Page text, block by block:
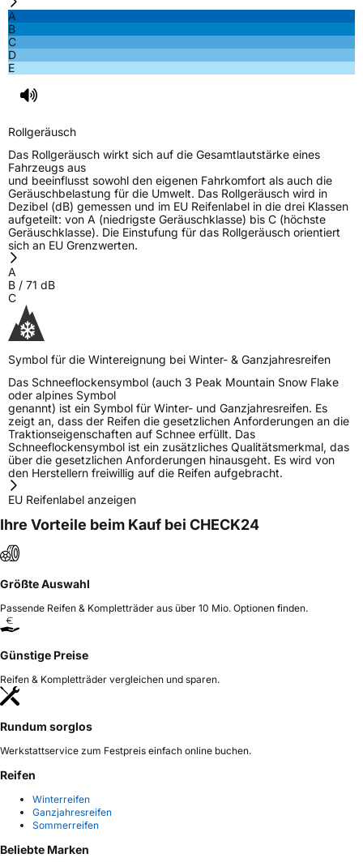
Fahrzeugklasse
3PMSF / Schneeflockensymbol / Alpine-Symbol
Eisgrip Nein
EPREL ID436333
Allgemeine Produktsicherheit (GPSR)
A
B
C
D
E
Rollgeräusch
Das Rollgeräusch wirkt sich auf die Gesamtlautstärke eines
Fahrzeugs aus
und beeinflusst sowohl den eigenen Fahrkomfort als auch die
Geräuschbelastung für die Umwelt. Das Rollgeräusch wird in
Dezibel (dB) gemessen und im EU Reifenlabel in die drei Klassen
aufgeteilt: von A (niedrigste Geräuschklasse) bis C (höchste
Geräuschklasse). Die Einstufung für das Rollgeräusch orientiert
sich an EU Grenzwerten.
A
B / 71 dB
C
Symbol für die Wintereignung bei Winter- & Ganzjahresreifen
Das Schneeflockensymbol (auch 3 Peak Mountain Snow Flake
oder alpines Symbol
genannt) ist ein Symbol für Winter- und Ganzjahresreifen. Es
zeigt an, dass der Reifen die gesetzlichen Anforderungen an die
Traktionseigenschaften auf Schnee erfüllt. Das
Schneeflockensymbol ist ein zusätzliches Qualitätsmerkmal, das
über die gesetzlichen Anforderungen hinausgeht. Es wird von
den Herstellern freiwillig auf die Reifen aufgebracht.
EU Reifenlabel anzeigen
Ihre Vorteile beim Kauf bei CHECK24
Größte Auswahl
Passende Reifen & Kompletträder aus über 10 Mio. Optionen finden.
Günstige Preise
Reifen & Kompletträder vergleichen und sparen.
Rundum sorglos
Werkstattservice zum Festpreis einfach online buchen.
Reifen
Winterreifen
Ganzjahresreifen
Sommerreifen
Beliebte Marken